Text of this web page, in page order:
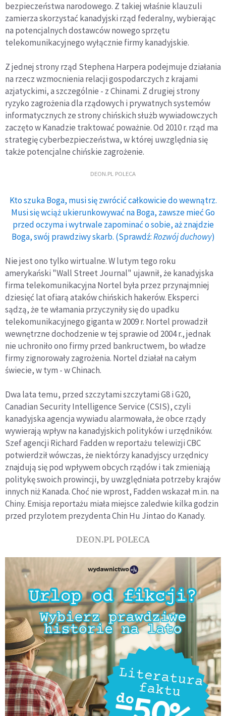
bezpieczeństwa narodowego. Z takiej właśnie klauzuli
zamierza skorzystać kanadyjski rząd federalny, wybierając
na potencjalnych dostawców nowego sprzętu
telekomunikacyjnego wyłącznie firmy kanadyjskie.
Z jednej strony rząd Stephena Harpera podejmuje działania
na rzecz wzmocnienia relacji gospodarczych z krajami
azjatyckimi, a szczególnie - z Chinami. Z drugiej strony
ryzyko zagrożenia dla rządowych i prywatnych systemów
informatycznych ze strony chińskich służb wywiadowczych
zaczęto w Kanadzie traktować poważnie. Od 2010 r. rząd ma
strategię cyberbezpieczeństwa, w której uwzględnia się
także potencjalne chińskie zagrożenie.
DEON.PL POLECA
Kto szuka Boga, musi się zwrócić całkowicie do wewnątrz.
Musi się wciąż ukierunkowywać na Boga, zawsze mieć Go
przed oczyma i wytrwale zapominać o sobie, aż znajdzie
Boga, swój prawdziwy skarb. (Sprawdź:Rozwój duchowy)
Nie jest ono tylko wirtualne. W lutym tego roku
amerykański "Wall Street Journal" ujawnił, że kanadyjska
firma telekomunikacyjna Nortel była przez przynajmniej
dziesięć lat ofiarą ataków chińskich hakerów. Eksperci
sądzą, że te włamania przyczyniły się do upadku
telekomunikacyjnego giganta w 2009 r. Nortel prowadził
wewnętrzne dochodzenie w tej sprawie od 2004 r., jednak
nie uchroniło ono firmy przed bankructwem, bo władze
firmy zignorowały zagrożenia. Nortel działał na całym
świecie, w tym - w Chinach.
Dwa lata temu, przed szczytami szczytami G8 i G20,
Canadian Security Intelligence Service (CSIS), czyli
kanadyjska agencja wywiadu alarmowała, że obce rządy
wywierają wpływ na kanadyjskich polityków i urzędników.
Szef agencji Richard Fadden w reportażu telewizji CBC
potwierdził wówczas, że niektórzy kanadyjscy urzędnicy
znajdują się pod wpływem obcych rządów i tak zmieniają
politykę swoich prowincji, by uwzględniała potrzeby krajów
innych niż Kanada. Choć nie wprost, Fadden wskazał m.in. na
Chiny. Emisja reportażu miała miejsce zaledwie kilka godzin
przed przylotem prezydenta Chin Hu Jintao do Kanady.
DEON.PL POLECA